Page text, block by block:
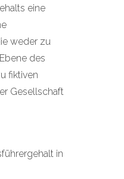
eine
weder zu
des
fiktiven
Gesellschaft
in